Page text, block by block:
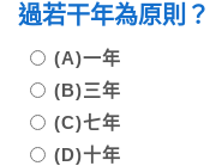
過若干年為原則？
(A)一年
(B)三年
(C)七年
(D)十年